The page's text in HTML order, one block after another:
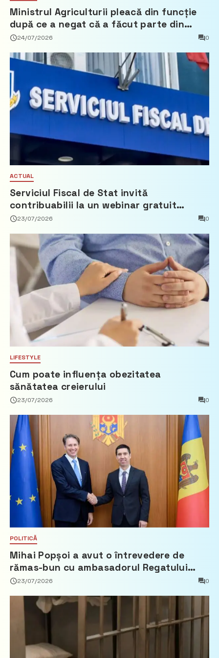
Ministrul Agriculturii pleacă din funcție
după ce a negat că a făcut parte din
Partidul Democrat
24/07/2026 0
ACTUAL
Serviciul Fiscal de Stat invită
contribuabilii la un webinar gratuit
privind calculul impozitului pe bunurile
23/07/2026 0
LIFESTYLE
Cum poate influența obezitatea
sănătatea creierului
23/07/2026 0
POLITICĂ
Mihai Popșoi a avut o întrevedere de
rămas-bun cu ambasadorul Regatului
Țărilor de Jos, Fred Duijn
23/07/2026 0